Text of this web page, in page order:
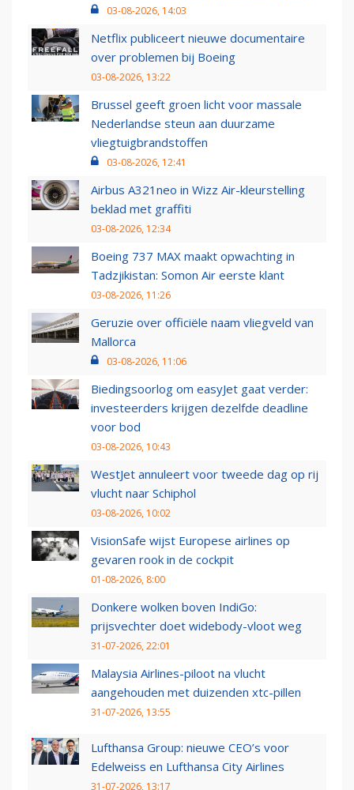
03-08-2026, 14:03
Netflix publiceert nieuwe documentaire
over problemen bij Boeing
03-08-2026, 13:22
Brussel geeft groen licht voor massale
Nederlandse steun aan duurzame
vliegtuigbrandstoffen
03-08-2026, 12:41
Airbus A321neo in Wizz Air-kleurstelling
beklad met graffiti
03-08-2026, 12:34
Boeing 737 MAX maakt opwachting in
Tadzjikistan: Somon Air eerste klant
03-08-2026, 11:26
Geruzie over officiële naam vliegveld van
Mallorca
03-08-2026, 11:06
Biedingsoorlog om easyJet gaat verder:
investeerders krijgen dezelfde deadline
voor bod
03-08-2026, 10:43
WestJet annuleert voor tweede dag op rij
vlucht naar Schiphol
03-08-2026, 10:02
VisionSafe wijst Europese airlines op
gevaren rook in de cockpit
01-08-2026, 8:00
Donkere wolken boven IndiGo:
prijsvechter doet widebody-vloot weg
31-07-2026, 22:01
Malaysia Airlines-piloot na vlucht
aangehouden met duizenden xtc-pillen
31-07-2026, 13:55
Lufthansa Group: nieuwe CEO’s voor
Edelweiss en Lufthansa City Airlines
31-07-2026, 13:17